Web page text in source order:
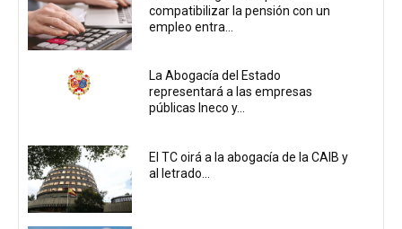
compatibilizar la pensión con un
empleo entra...
La Abogacía del Estado
representará a las empresas
públicas Ineco y...
El TC oirá a la abogacía de la CAIB y
al letrado...